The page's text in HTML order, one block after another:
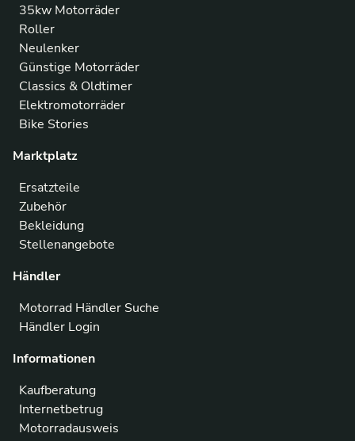
35kw Motorräder
Roller
Neulenker
Günstige Motorräder
Classics & Oldtimer
Elektromotorräder
Bike Stories
Marktplatz
Ersatzteile
Zubehör
Bekleidung
Stellenangebote
Händler
Motorrad Händler Suche
Händler Login
Informationen
Kaufberatung
Internetbetrug
Motorradausweis